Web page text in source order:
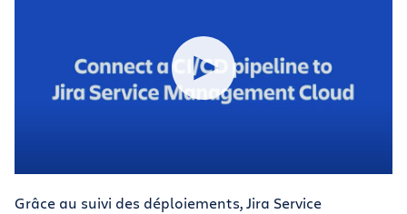
Grâce au suivi des déploiements, Jira Service